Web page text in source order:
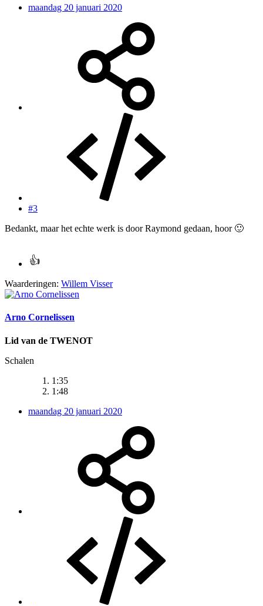
maandag 20 januari 2020
#3
Bedankt, maar het echte werk is door Raymond gedaan, hoor 🙂
Waarderingen: Willem Visser
Arno Cornelissen
Lid van de TWENOT
Schalen
1:35
1:48
maandag 20 januari 2020